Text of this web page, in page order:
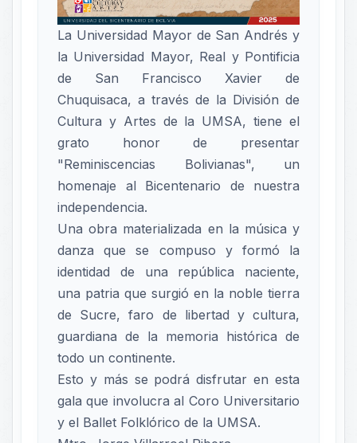
La Universidad Mayor de San Andrés y
la Universidad Mayor, Real y Pontificia
de San Francisco Xavier de
Chuquisaca, a través de la División de
Cultura y Artes de la UMSA, tiene el
grato honor de presentar
"Reminiscencias Bolivianas", un
homenaje al Bicentenario de nuestra
independencia.
Una obra materializada en la música y
danza que se compuso y formó la
identidad de una república naciente,
una patria que surgió en la noble tierra
de Sucre, faro de libertad y cultura,
guardiana de la memoria histórica de
todo un continente.
Esto y más se podrá disfrutar en esta
gala que involucra al Coro Universitario
y el Ballet Folklórico de la UMSA.